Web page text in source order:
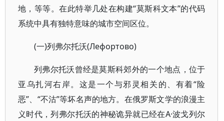
地，等等。在此特举几处在构建“莫斯科文本”的代码
系统中具有独特意味的城市空间区位。
(一)列弗尔托沃(Лефортово)
列弗尔托沃曾经是莫斯科郊外的一个地点，位于
亚乌扎河右岸。这是一个与邪灵相关的、有着“险
恶”、“不沽”等坏名声的地方。在俄罗斯文学的浪漫主
义时代，列弗尔托沃的神秘诡异就已经在А·波戈列尔